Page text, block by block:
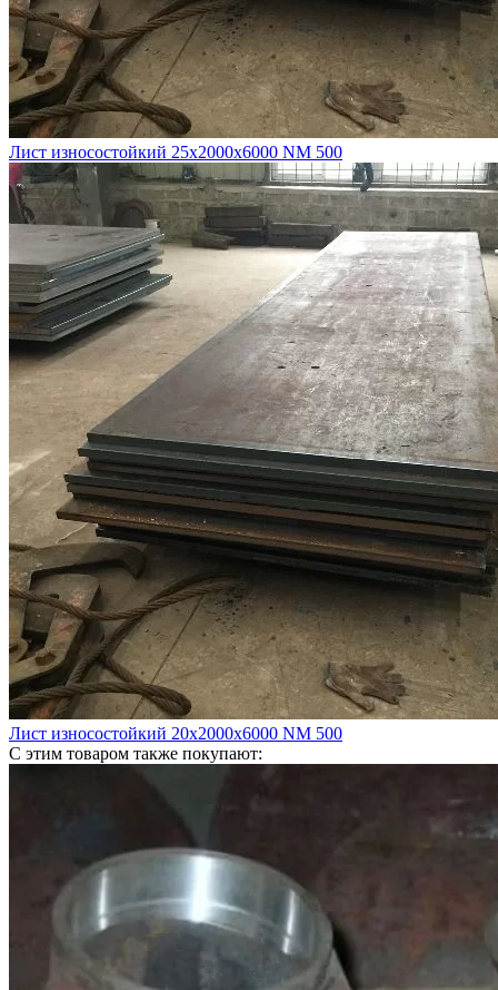
Лист износостойкий 25х2000х6000 NM 500
Лист износостойкий 20х2000х6000 NM 500
С этим товаром также покупают: